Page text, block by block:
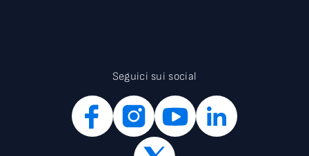
Seguici sui social